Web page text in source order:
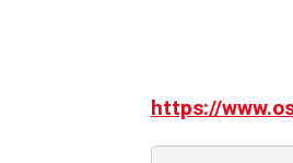
https://